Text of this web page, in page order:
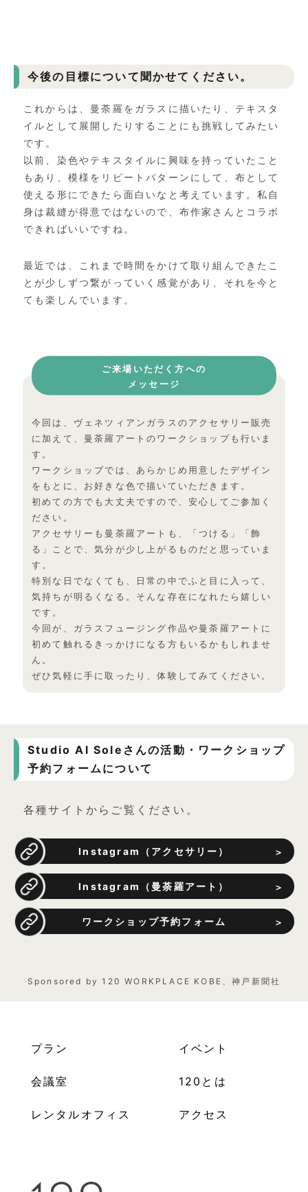
今後の目標について聞かせてください。
これからは、曼荼羅をガラスに描いたり、 テキスタ
イルとして展開したりすることにも挑戦してみたい
です。
以前、染色やテキスタイルに興味を持っていたこと
もあり、 模様をリピートパターンにして、 布として
使える形にできたら面白いなと考えています。私自
身は裁縫が得意ではないので、 布作家さんとコラボ
できればいいですね。
最近では、
これまで時間をかけて取り組んできたこ
とが少しずつ繋がっていく 感覚があり、それを今と
ても楽しんでいます。
ご来場いただく方への
メッセージ
今回は、ヴェネツィアンガラスのアクセサリー販売
に加えて、 曼荼羅アートのワークショップも行いま
す。
ワークショップでは、 あらかじめ用意したデザイン
をもとに、 お好きな色で描いていただきます。
初めての方でも大丈夫ですので、安心してご参加く
ださい。
アクセサリーも曼荼羅アートも、「つける」「飾
る」ことで、気分が少し上がるものだと思っていま
す。
特別な日でなくても、
日常の中でふと目に入って、
気持ちが明るくなる。 そんな存在になれたら嬉しい
です。
今回が、 ガラスフュージング作品や曼荼羅アートに
初めて触れるきっかけに なる方もいるかもしれませ
ん。
ぜひ気軽に手に取ったり、体験してみてください。
Studio Al Soleさんの活動・ワークショップ
予約フォームについて
各種サイトからご覧ください。
Instagram（アクセサリー）
Instagram（曼荼羅アート）
ワークショップ予約フォーム
Sponsored by 120 WORKPLACE KOBE、神戸新聞社
プラン
会議室 120とは
レンタルオフィス
イベント
アクセス